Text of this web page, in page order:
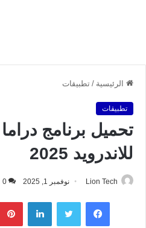
الرئيسية / تطبيقات
تطبيقات
للاندرويد 2025
Lion Tech نوفمبر 1, 2025 0
فيسبوك تويتر لينكدإن